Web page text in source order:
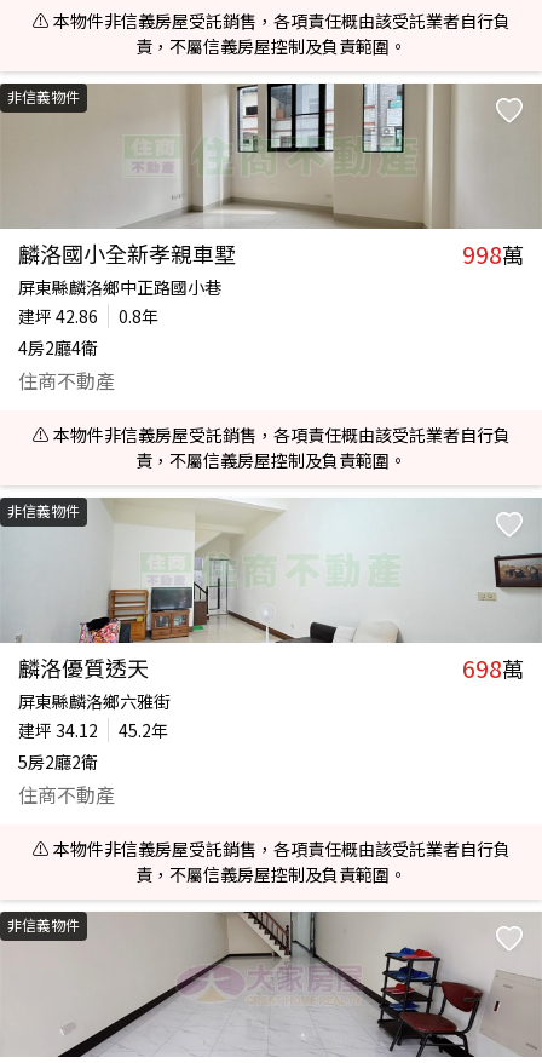
⚠️ 本物件非信義房屋受託銷售，各項責任概由該受託業者自行負
責，不屬信義房屋控制及負責範圍。
非信義物件
麟洛國小全新孝親車墅 998萬
屏東縣麟洛鄉中正路國小巷
建坪 42.86
0.8年
4房2廳4衛
住商不動產
⚠️ 本物件非信義房屋受託銷售，各項責任概由該受託業者自行負
責，不屬信義房屋控制及負責範圍。
非信義物件
麟洛優質透天 698萬
屏東縣麟洛鄉六雅街
建坪 34.12
45.2年
5房2廳2衛
住商不動產
⚠️ 本物件非信義房屋受託銷售，各項責任概由該受託業者自行負
責，不屬信義房屋控制及負責範圍。
非信義物件